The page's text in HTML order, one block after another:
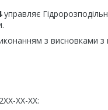
управляє
з висновками з
ХХ-ХХ: